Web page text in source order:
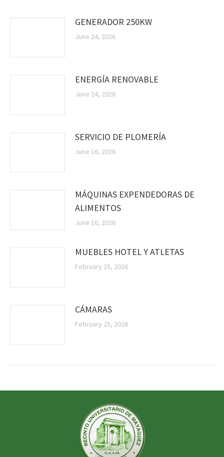
GENERADOR 250KW
June 24, 2026
ENERGÍA RENOVABLE
June 24, 2026
SERVICIO DE PLOMERÍA
June 16, 2026
MÁQUINAS EXPENDEDORAS DE
ALIMENTOS
June 16, 2026
MUEBLES HOTEL Y ATLETAS
February 25, 2026
CÁMARAS
February 25, 2026